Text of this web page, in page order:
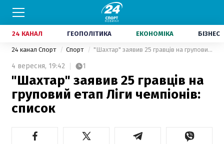
24 КАНАЛ ГЕОПОЛІТИКА ЕКОНОМІКА БІЗНЕС
24 канал Спорт Спорт "Шахтар" заявив 25 гравців на груповий етап Ліги чемпіонів: список
4 вересня, 19:42 1
"Шахтар" заявив 25 гравців на
груповий етап Ліги чемпіонів:
список